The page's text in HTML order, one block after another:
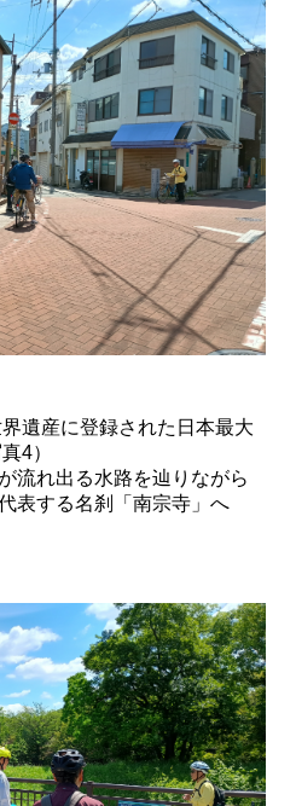
遺産に登録された日本最大
4）
流れ出る水路を辿りながら
表する名刹「南宗寺」へ